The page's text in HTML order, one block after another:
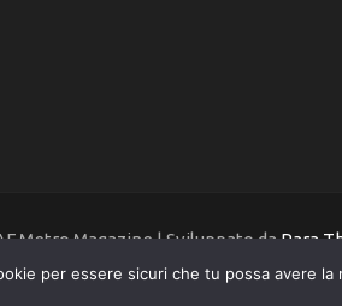
Metro Magazine | Sviluppato daRara
per essere sicuri che tu possa avere